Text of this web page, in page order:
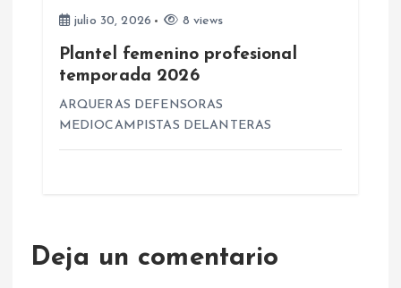
julio 30, 2026 8 views
Plantel femenino profesional
temporada 2026
ARQUERAS DEFENSORAS
MEDIOCAMPISTAS DELANTERAS
Deja un comentario